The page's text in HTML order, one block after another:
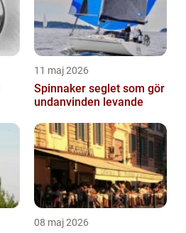
11 maj 2026
Spinnaker seglet som gör
undanvinden levande
08 maj 2026